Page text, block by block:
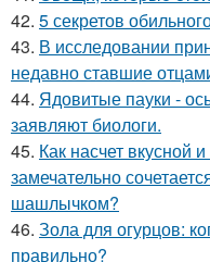
42. 5 секретов
43. В исследовании
недавно ставшие
44. Ядовитые пауки -
заявляют биологи.
45. Как насчет вкусной
замечательно
шашлычком?
46. Зола для огурцов:
правильно?